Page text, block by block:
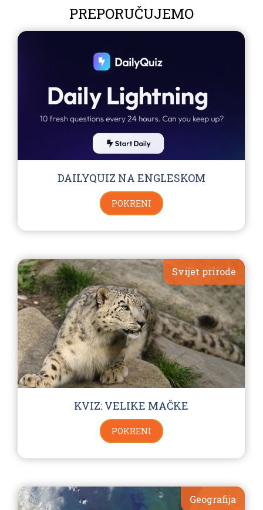
PREPORUČUJEMO
DAILYQUIZ NA ENGLESKOM
POKRENI
Svijet prirode
KVIZ: VELIKE MAČKE
POKRENI
Geografija